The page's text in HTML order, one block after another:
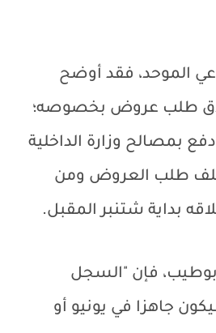
الموحد، فقد أوضح
طلب عروض بخصوصه؛
بمصالح وزارة الداخلية
ملف طلب العروض ومن
بداية شتنبر المقبل.
فإن "السجل
جاهزا في يونيو أو